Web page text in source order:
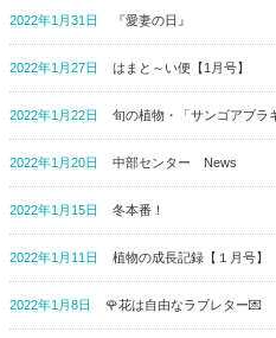
2022年1月31日 『愛妻の日』
2022年1月27日 はまと～い便【1月号】
2022年1月22日 旬の植物・「サンゴアブラ
2022年1月20日 中部センター News
2022年1月15日 冬本番！
2022年1月11日 植物の成長記録【１月号】
2022年1月8日 🌹花は自由なラブレター💌